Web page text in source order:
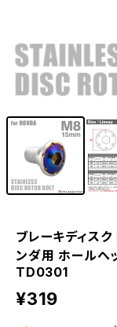
ブレーキディス
ンダ用 ホールヘ
TD0301
¥319